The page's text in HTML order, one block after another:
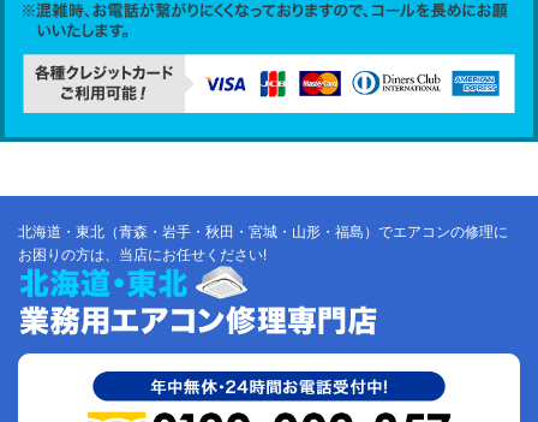
北海道・東北（青森・岩手・秋田・宮城・山形・福島）でエアコンの修理に
お困りの方は、当店にお任せください!